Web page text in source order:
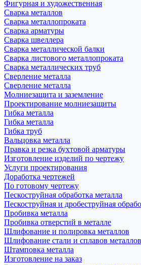
Фигурная и художественная
Сварка металлов
Сварка металлопроката
Сварка арматуры
Сварка швеллера
Сварка металлической балки
Сварка листового металлопроката
Сварка металлических труб
Сверление металла
Сверление металла
Молниезащита и заземление
Проектирование молниезащиты
Гибка металла
Гибка металла
Гибка труб
Вальцовка металла
Правка и резка бухтовой арматуры
Изготовление изделий по чертежу
Услуги проектирования
Доработка чертежей
По готовому чертежу
Пескоструйная обработка металла
Пескоструйная и дробеструйная
Пробивка металла
Пробивка отверстий в металле
Шлифование и полировка металлов
Шлифование стали и сплавов металлов
Штамповка металла
Изготовление на заказ